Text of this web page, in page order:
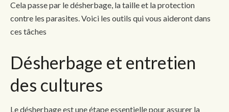
Cela passe par le désherbage, la taille et la protection
contre les parasites. Voici les outils qui vous aideront dans
ces tâches
Désherbage et entretien
des cultures
Le désherbage est une étape essentielle pour assurer la